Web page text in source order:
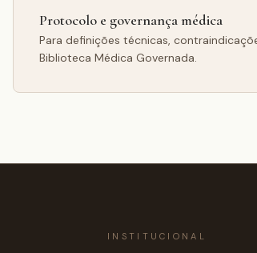
Protocolo e governança médica
Para definições técnicas,
Biblioteca Médica Governada.
INSTITUCIONAL